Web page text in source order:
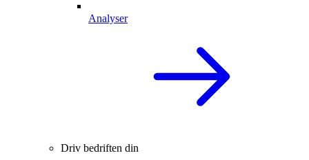
Analyser
Driv bedriften din